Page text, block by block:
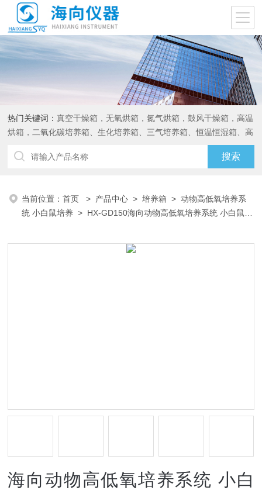
热门关键词：真空干燥箱，无氧烘箱，氮气烘箱，鼓风干燥箱，高温
烘箱，二氧化碳培养箱、生化培养箱、三气培养箱、恒温恒湿箱、高
当前位置：首页 > 产品中心 >培养箱 >动物高低氧培养系
统 小白鼠培养 > HX-GD150海向动物高低氧培养系统 小白鼠饲
海向动物高低氧培养系统 小白